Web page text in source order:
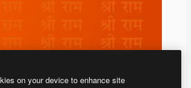
on your device to enhance site